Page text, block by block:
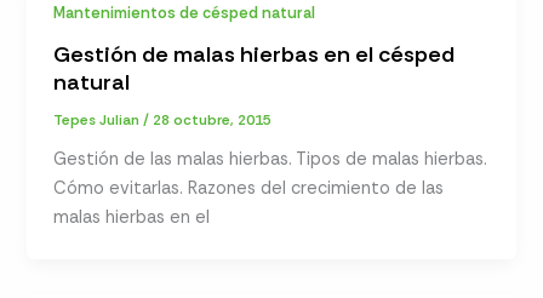
Mantenimientos de césped natural
Gestión de malas hierbas en el césped
natural
Tepes Julian/ 28 octubre, 2015
Gestión de las malas hierbas. Tipos de malas hierbas.
Cómo evitarlas. Razones del crecimiento de las
malas hierbas en el